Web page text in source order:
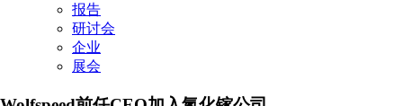
报告
研讨会
企业
展会